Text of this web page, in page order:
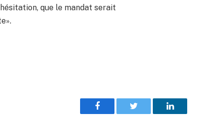
que le mandat serait
Facebook Twitter LinkedIn